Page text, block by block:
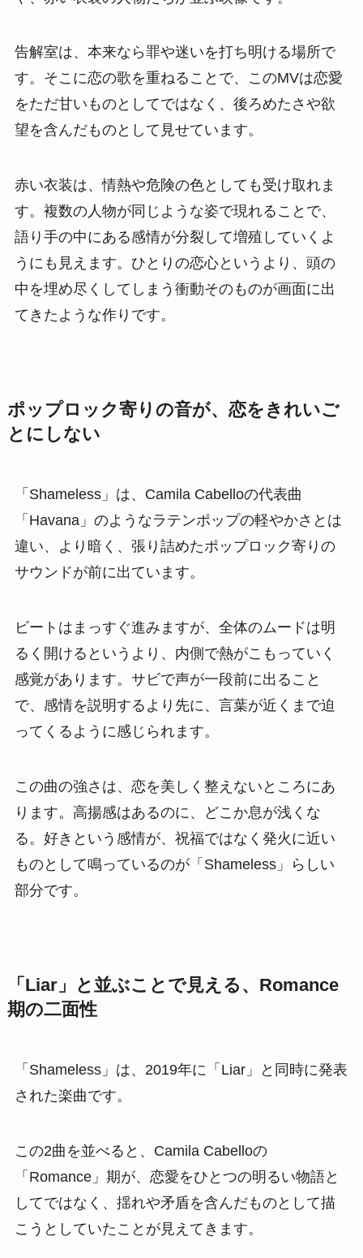
告解室は、本来なら罪や迷いを打ち明ける場所で
す。そこに恋の歌を重ねることで、このMVは恋愛
をただ甘いものとしてではなく、後ろめたさや欲
望を含んだものとして見せています。
赤い衣装は、情熱や危険の色としても受け取れま
す。複数の人物が同じような姿で現れることで、
語り手の中にある感情が分裂して増殖していくよ
うにも見えます。ひとりの恋心というより、頭の
中を埋め尽くしてしまう衝動そのものが画面に出
てきたような作りです。
ポップロック寄りの音が、恋をきれいご
とにしない
「Shameless」は、Camila Cabelloの代表曲
「Havana」のようなラテンポップの軽やかさとは
違い、より暗く、張り詰めたポップロック寄りの
サウンドが前に出ています。
ビートはまっすぐ進みますが、全体のムードは明
るく開けるというより、内側で熱がこもっていく
感覚があります。サビで声が一段前に出ること
で、感情を説明するより先に、言葉が近くまで迫
ってくるように感じられます。
この曲の強さは、恋を美しく整えないところにあ
ります。高揚感はあるのに、どこか息が浅くな
る。好きという感情が、祝福ではなく発火に近い
ものとして鳴っているのが「Shameless」らしい
部分です。
「Liar」と並ぶことで見える、Romance
期の二面性
「Shameless」は、2019年に「Liar」と同時に発表
された楽曲です。
この2曲を並べると、Camila Cabelloの
「Romance」期が、恋愛をひとつの明るい物語と
してではなく、揺れや矛盾を含んだものとして描
こうとしていたことが見えてきます。